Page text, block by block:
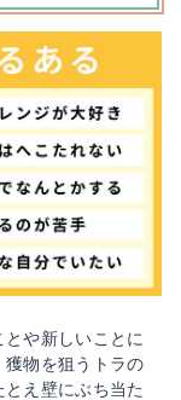
や新しいことに
物を狙うトラの
え壁にぶち当た